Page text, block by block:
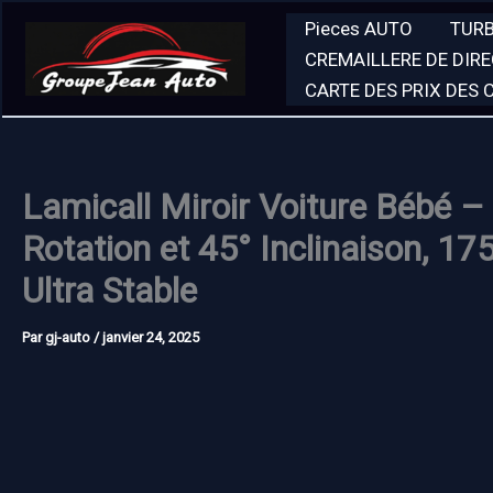
contenu
Pieces AUTO
CREMAILLERE DE
CARTE DES PRIX DES
Lamicall Miroir Voiture Bébé
Rotation et 45° Inclinaison,
Ultra Stable
Pargj-auto /janvier 24, 2025